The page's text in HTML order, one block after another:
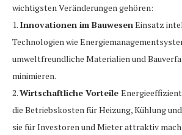
wichtigsten Veränderungen gehören:
1. Innovationen im BauwesenEinsatz
Technologien wie
umweltfreundliche Materialien und
minimieren.
2.Wirtschaftliche Vorteile
die Betriebskosten für Heizung, Kühlung
sie für Investoren und Mieter attraktiv